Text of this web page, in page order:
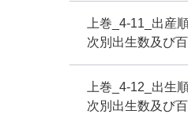
上巻_4-11_出産
次別出生数及び
上巻_4-12_出生
次別出生数及び